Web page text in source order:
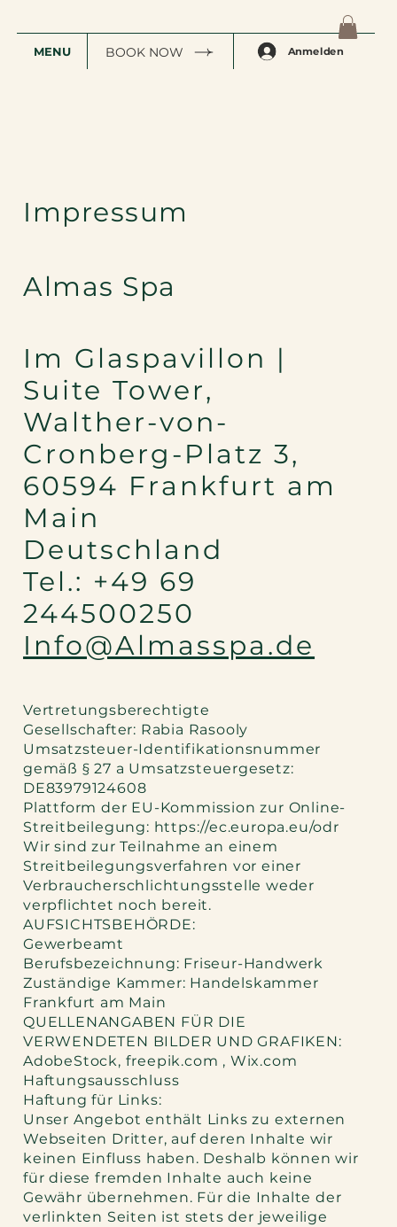
MENU BOOK NOW Anmelden
Impressum
Almas Spa
Im Glaspavillon |
Suite Tower,
Walther-von-
Cronberg-Platz 3,
60594 Frankfurt am
Main
Deutschland
Tel.: +49 69
244500250
Info@Almasspa.de
Vertretungsberechtigte
Gesellschafter: Rabia Rasooly
Umsatzsteuer-Identifikationsnummer
gemäß § 27 a Umsatzsteuergesetz:
DE83979124608
Plattform der EU-Kommission zur Online-
Streitbeilegung: https://ec.europa.eu/odr
Wir sind zur Teilnahme an einem
Streitbeilegungsverfahren vor einer
Verbraucherschlichtungsstelle weder
verpflichtet noch bereit.
AUFSICHTSBEHÖRDE:
Gewerbeamt
Berufsbezeichnung: Friseur-Handwerk
Zuständige Kammer: Handelskammer
Frankfurt am Main
QUELLENANGABEN FÜR DIE
VERWENDETEN BILDER UND GRAFIKEN:
AdobeStock, freepik.com , Wix.com
Haftungsausschluss
Haftung für Links:
Unser Angebot enthält Links zu externen
Webseiten Dritter, auf deren Inhalte wir
keinen Einfluss haben. Deshalb können wir
für diese fremden Inhalte auch keine
Gewähr übernehmen. Für die Inhalte der
verlinkten Seiten ist stets der jeweilige